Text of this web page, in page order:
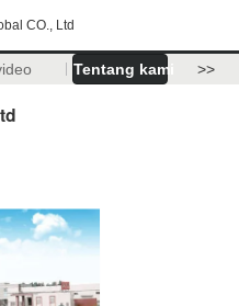
CO., Ltd
Tentang kami >>